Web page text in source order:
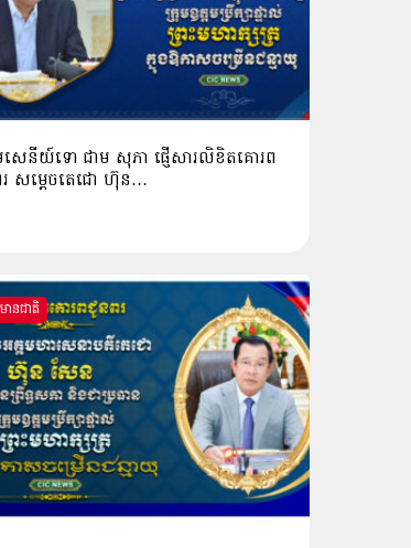
សេនីយ៍ទោ ជាម សុភា ផ្ញើសារលិខិតគោរព
សម្ដេចតេជោ ហ៊ុន…
ានជាតិ